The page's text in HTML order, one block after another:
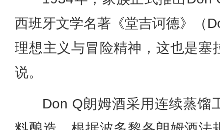
西班牙文学名著《堂吉诃德》（
理想主义与冒险精神，这也是塞
说。
Don Q朗姆酒采用连续蒸馏